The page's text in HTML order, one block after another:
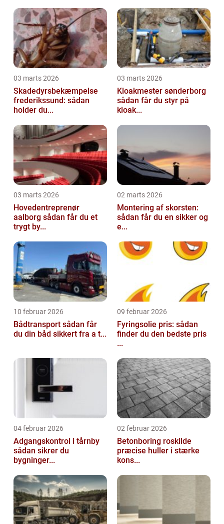
03 marts 2026
Skadedyrsbekæmpelse
frederikssund: sådan
holder du...
03 marts 2026
Kloakmester sønderborg
sådan får du styr på
kloak...
03 marts 2026
Hovedentreprenør
aalborg sådan får du et
trygt by...
02 marts 2026
Montering af skorsten:
sådan får du en sikker og
e...
10 februar 2026
Bådtransport sådan får
du din båd sikkert fra a t...
09 februar 2026
Fyringsolie pris: sådan
finder du den bedste pris
...
04 februar 2026
Adgangskontrol i tårnby
sådan sikrer du
bygninger...
02 februar 2026
Betonboring roskilde
præcise huller i stærke
kons...